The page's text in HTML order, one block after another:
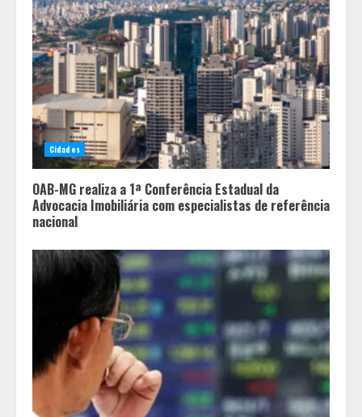
Após enchentes e tempestades,
linha emergencial já liberou R$ 89
milhões para reconstrução de
pequenos negócios em Minas
Encontro mundial das Cidades
Criativas da Gastronomia da
Unesco tem a participação de BH
Cidades
OAB-MG realiza a 1ª Conferência Estadual da
Advocacia Imobiliária com especialistas de referência
nacional